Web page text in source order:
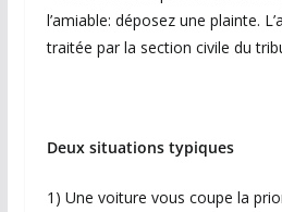
l’amiable: déposez une plainte.
traitée par la section civile du
Deux situations typiques
1) Une voiture vous coupe la